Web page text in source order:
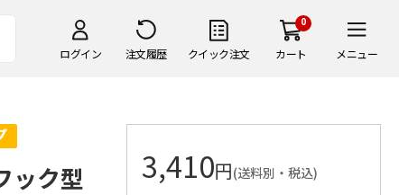
ログイン 注文履歴 クイック注文
0
カート メニュー
ック型
3,410円(送料別・税込)